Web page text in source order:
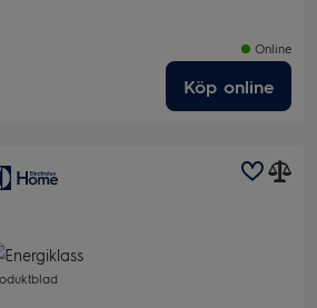
Online
Köp online